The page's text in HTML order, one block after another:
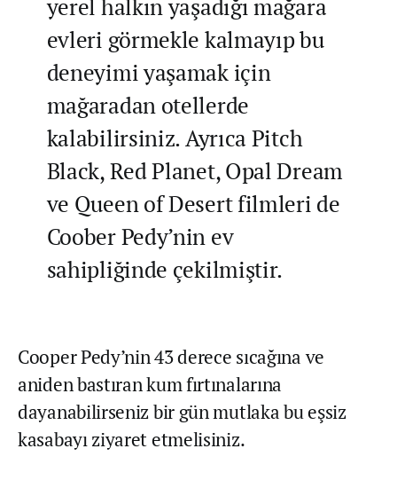
yerel halkın yaşadığı mağara
evleri görmekle kalmayıp bu
deneyimi yaşamak için
mağaradan otellerde
kalabilirsiniz. Ayrıca Pitch
Black, Red Planet, Opal Dream
ve Queen of Desert filmleri de
Coober Pedy’nin ev
sahipliğinde çekilmiştir.
Cooper Pedy’nin 43 derece sıcağına ve
aniden bastıran kum fırtınalarına
dayanabilirseniz bir gün mutlaka bu eşsiz
kasabayı ziyaret etmelisiniz.